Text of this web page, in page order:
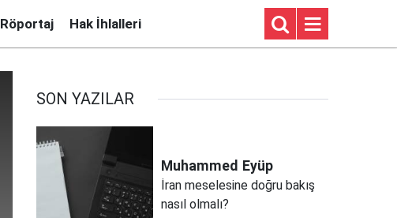
Röportaj Hak İhlalleri
SON YAZILAR
Muhammed Eyüp
İran meselesine doğru bakış
nasıl olmalı?